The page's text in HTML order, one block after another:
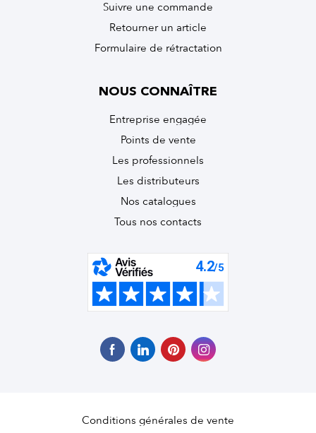
Suivre une commande
Retourner un article
Formulaire de rétractation
NOUS CONNAÎTRE
Entreprise engagée
Points de vente
Les professionnels
Les distributeurs
Nos catalogues
Tous nos contacts
Conditions générales de vente